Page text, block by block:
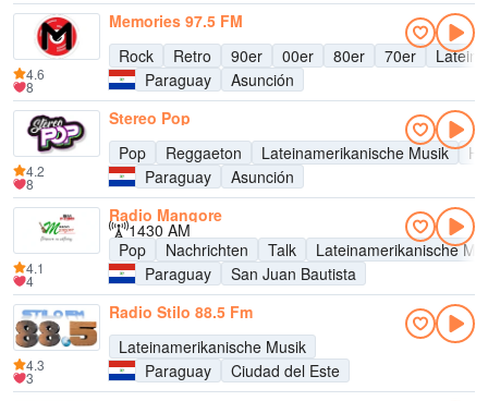
Memories 97.5 FM
Rock
Retro 90er 00er 80er 70er
Paraguay
Asunción
4.6
8
Stereo Pop
Pop
Reggaeton Lateinamerikanische Musik
Paraguay
Asunción
4.2
8
Radio Mangore
1430 AM
Pop
Nachrichten Talk
Lateinamerikanische
Paraguay
San Juan Bautista
4.1
4
Radio Stilo 88.5 Fm
Lateinamerikanische Musik
Paraguay
Ciudad del Este
4.3
3